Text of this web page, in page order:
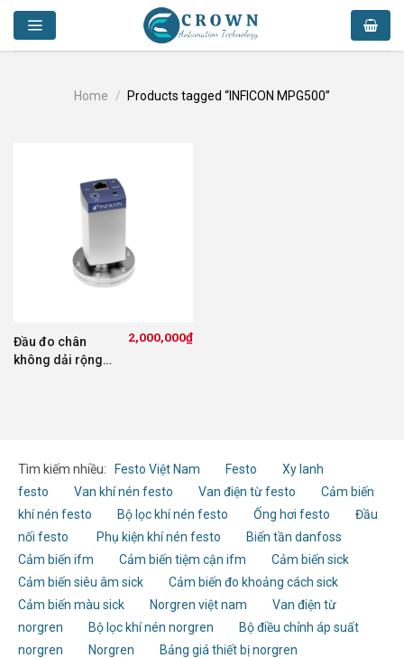
Skip
content
Home / Products tagged “INFICON MPG500”
Đầu đo chân
không dải rộng
2,000,000₫
Tìm kiếm nhiều: Festo Việt Nam Festo
Xy lanh
festo
Van khí nén festo Van điện từ festo
Cảm biến
khí nén festo
Bộ lọc khí nén festo Ống hơi festo
Đầu
nối festo
Phụ kiện khí nén festo
Biến tần danfoss
Cảm biến ifm
Cảm biến tiệm cận ifm
Cảm biến sick
Cảm biến siêu âm sick
Cảm biến đo khoảng cách sick
Cảm biến màu sick
Norgren việt nam
Van điện từ
norgren
Bộ lọc khí nén norgren
Bộ điều chỉnh áp suất
norgren
Norgren Bảng giá thiết bị norgren